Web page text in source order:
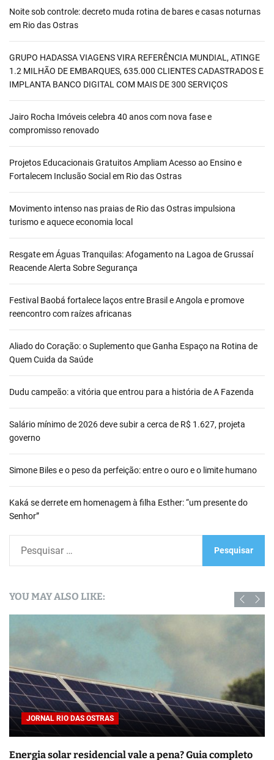
Noite sob controle: decreto muda rotina de bares e casas noturnas
em Rio das Ostras
GRUPO HADASSA VIAGENS VIRA REFERÊNCIA MUNDIAL, ATINGE
1.2 MILHÃO DE EMBARQUES, 635.000 CLIENTES CADASTRADOS E
IMPLANTA BANCO DIGITAL COM MAIS DE 300 SERVIÇOS
Jairo Rocha Imóveis celebra 40 anos com nova fase e
compromisso renovado
Projetos Educacionais Gratuitos Ampliam Acesso ao Ensino e
Fortalecem Inclusão Social em Rio das Ostras
Movimento intenso nas praias de Rio das Ostras impulsiona
turismo e aquece economia local
Resgate em Águas Tranquilas: Afogamento na Lagoa de Grussaí
Reacende Alerta Sobre Segurança
Festival Baobá fortalece laços entre Brasil e Angola e promove
reencontro com raízes africanas
Aliado do Coração: o Suplemento que Ganha Espaço na Rotina de
Quem Cuida da Saúde
Dudu campeão: a vitória que entrou para a história de A Fazenda
Salário mínimo de 2026 deve subir a cerca de R$ 1.627, projeta
governo
Simone Biles e o peso da perfeição: entre o ouro e o limite humano
Kaká se derrete em homenagem à filha Esther: “um presente do
Senhor”
u
i
r
p
o
r
YOU MAY ALSO LIKE:
a pena? Guia completo
COLUNISTA MARCELO GIRARD
SAÚDE - BEM ESTAR - FITNESS
Parreira é Internado no